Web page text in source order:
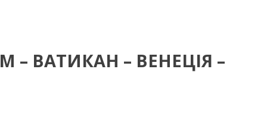
– ВАТИКАН – ВЕНЕЦІЯ –